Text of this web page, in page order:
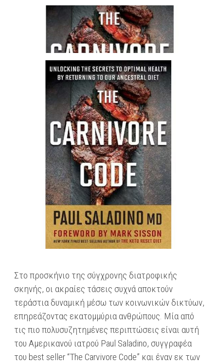
Στο προσκήνιο της σύγχρονης διατροφικής
σκηνής, οι ακραίες τάσεις συχνά αποκτούν
τεράστια δυναμική μέσω των κοινωνικών δικτύων,
επηρεάζοντας εκατομμύρια ανθρώπους. Μία από
τις πιο πολυσυζητημένες περιπτώσεις είναι αυτή
του Αμερικανού ιατρού Paul Saladino, συγγραφέα
του best seller “The Carvivore Code” και έναν εκ των